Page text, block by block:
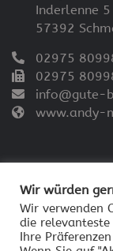
Inderlenne 5
57392
02975
02975
info@gute-
www.andy-
© 2026 - Andy
Wir würden
Wir verwenden
die
Ihre